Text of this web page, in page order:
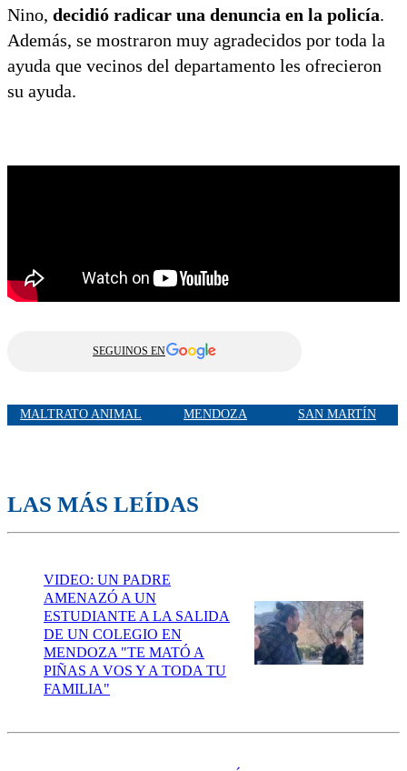
Nino, decidió radicar una denuncia en la policía.
Además, se mostraron muy agradecidos por toda la
ayuda que vecinos del departamento les ofrecieron
su ayuda.
SEGUINOS EN
MALTRATO ANIMAL MENDOZA SAN MARTÍN
LAS MÁS LEÍDAS
VIDEO: UN PADRE
AMENAZÓ A UN
ESTUDIANTE A LA SALIDA
DE UN COLEGIO EN
MENDOZA "TE MATÓ A
PIÑAS A VOS Y A TODA TU
FAMILIA"